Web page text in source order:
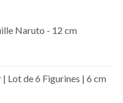
Naruto - 12 cm
Lot de 6 Figurines | 6 cm